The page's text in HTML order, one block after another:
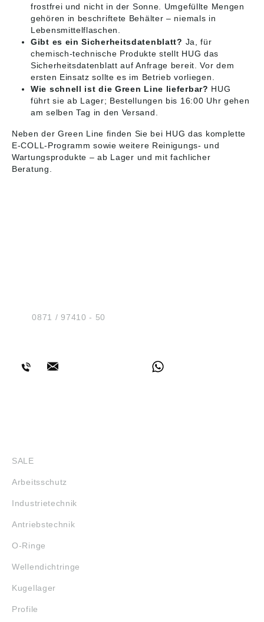
frostfrei und nicht in der Sonne. Umgefüllte Mengen
gehören in beschriftete Behälter – niemals in
Lebensmittelflaschen.
Gibt es ein Sicherheitsdatenblatt? Ja, für
chemisch-technische Produkte stellt HUG das
Sicherheitsdatenblatt auf Anfrage bereit. Vor dem
ersten Einsatz sollte es im Betrieb vorliegen.
Wie schnell ist die Green Line lieferbar? HUG
führt sie ab Lager; Bestellungen bis 16:00 Uhr gehen
am selben Tag in den Versand.
Neben der Green Line finden Sie bei HUG das komplette
E-COLL-Programm sowie weitere Reinigungs- und
Wartungsprodukte – ab Lager und mit fachlicher
Beratung.
Tel.:0871 / 97410 - 50
SALE
Arbeitsschutz
Industrietechnik
Antriebstechnik
O-Ringe
Wellendichtringe
Kugellager
Profile